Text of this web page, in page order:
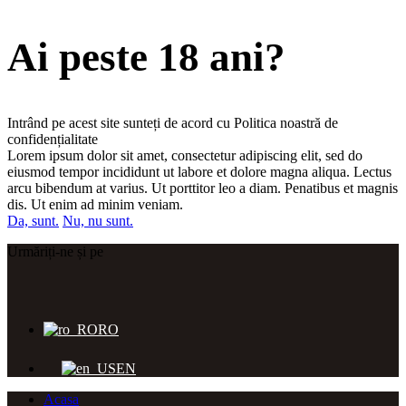
Ai peste 18 ani?
Intrând pe acest site sunteți de acord cu Politica noastră de
confidențialitate
Lorem ipsum dolor sit amet, consectetur adipiscing elit, sed do
eiusmod tempor incididunt ut labore et dolore magna aliqua. Lectus
arcu bibendum at varius. Ut porttitor leo a diam. Penatibus et magnis
dis. Ut enim ad minim veniam.
Da, sunt. Nu, nu sunt.
Urmăriți-ne și pe
RO
EN
Acasa